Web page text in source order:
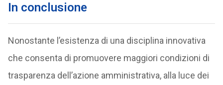
In conclusione
Nonostante l’esistenza di una disciplina innovativa
che consenta di promuovere maggiori condizioni di
trasparenza dell’azione amministrativa, alla luce dei